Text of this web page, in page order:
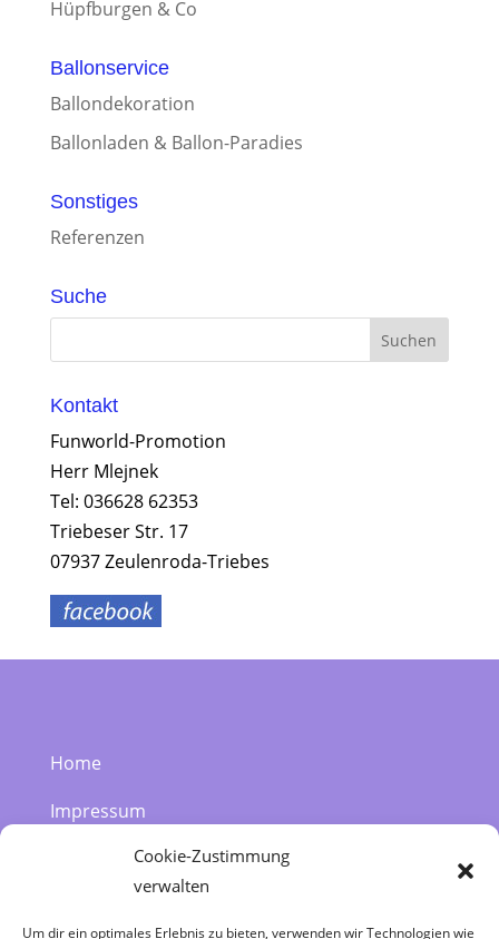
Cookie-Zustimmung
verwalten
Um dir ein optimales Erlebnis zu bieten, verwenden wir Technologien wie
Hüpfburgen & Co
Ballonservice
Ballondekoration
Ballonladen & Ballon-Paradies
Sonstiges
Referenzen
Suche
Kontakt
Funworld-Promotion
Herr Mlejnek
Tel: 036628 62353
Triebeser Str. 17
07937 Zeulenroda-Triebes
Home
Impressum
Datenschutzerklärung